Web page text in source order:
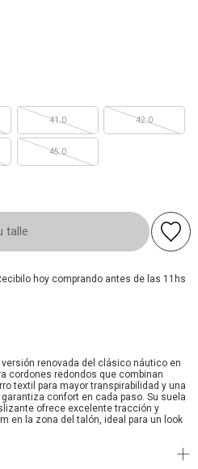
41.0 42.0
45.0
talle
hoy comprando antes de las 11hs
renovada del clásico náutico en
cordones redondos que combinan
textil para mayor transpirabilidad y una
confort en cada paso. Su suela
ofrece excelente tracción y
en la zona del talón, ideal para un look